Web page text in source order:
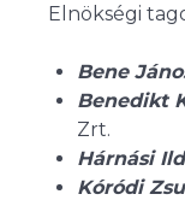
Elnökségi
Bene
Benedikt
Zrt.
Hárnási
Kóródi